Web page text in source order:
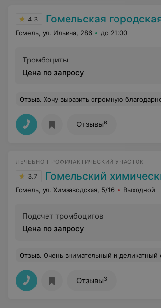
4.3 Гомельская городская
Гомель, ул. Ильича, 286 до 21:00
Тромбоциты
Цена по запросу
Отзыв. Хочу выразить огромную благодарность медработникам реанимационного отделения, младшему и среднему персоналу неврологического
Отзывы6
ЛЕЧЕБНО-ПРОФИЛАКТИЧЕСКИЙ УЧАСТОК
3.7 Гомельский
Гомель, ул. Химзаводская, 5/16 Выходной
Подсчет тромбоцитов
Цена по запросу
Отзыв. Очень внимательный и деликатный специалист. Делал ангиографию мне в Гомельской областной больнице.
Отзывы3